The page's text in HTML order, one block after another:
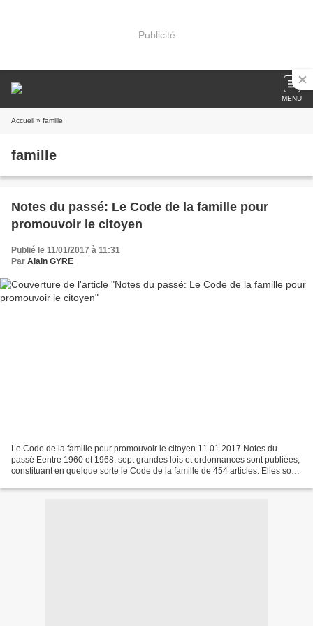
Publicité
MENU
Accueil » famille
famille
Notes du passé: Le Code de la famille pour
promouvoir le citoyen
Publié le 11/01/2017 à 11:31
Par Alain GYRE
Le Code de la famille pour promouvoir le citoyen 11.01.2017 Notes du
passé Eentre 1960 et 1968, sept grandes lois et ordonnances sont publiées,
constituant en quelque sorte le Code de la famille de 454 articles. Elles sont